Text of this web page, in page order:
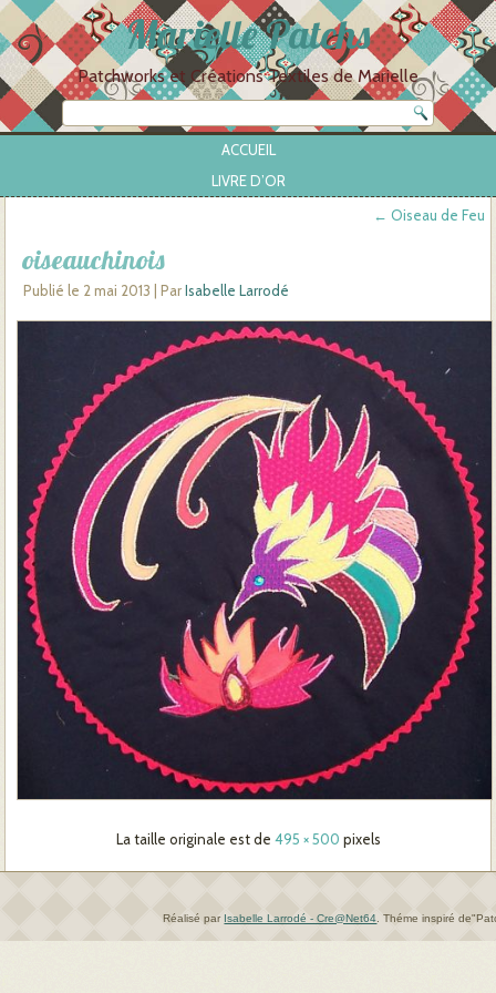
Marielle Patchs
Patchworks et Créations Textiles de Marielle
ACCUEIL
LIVRE D’OR
← Oiseau de Feu
oiseauchinois
Publié le 2 mai 2013 |Par Isabelle Larrodé
La taille originale est de 495 × 500 pixels
Réalisé par Isabelle Larrodé - Cre@Net64 Théme inspiré